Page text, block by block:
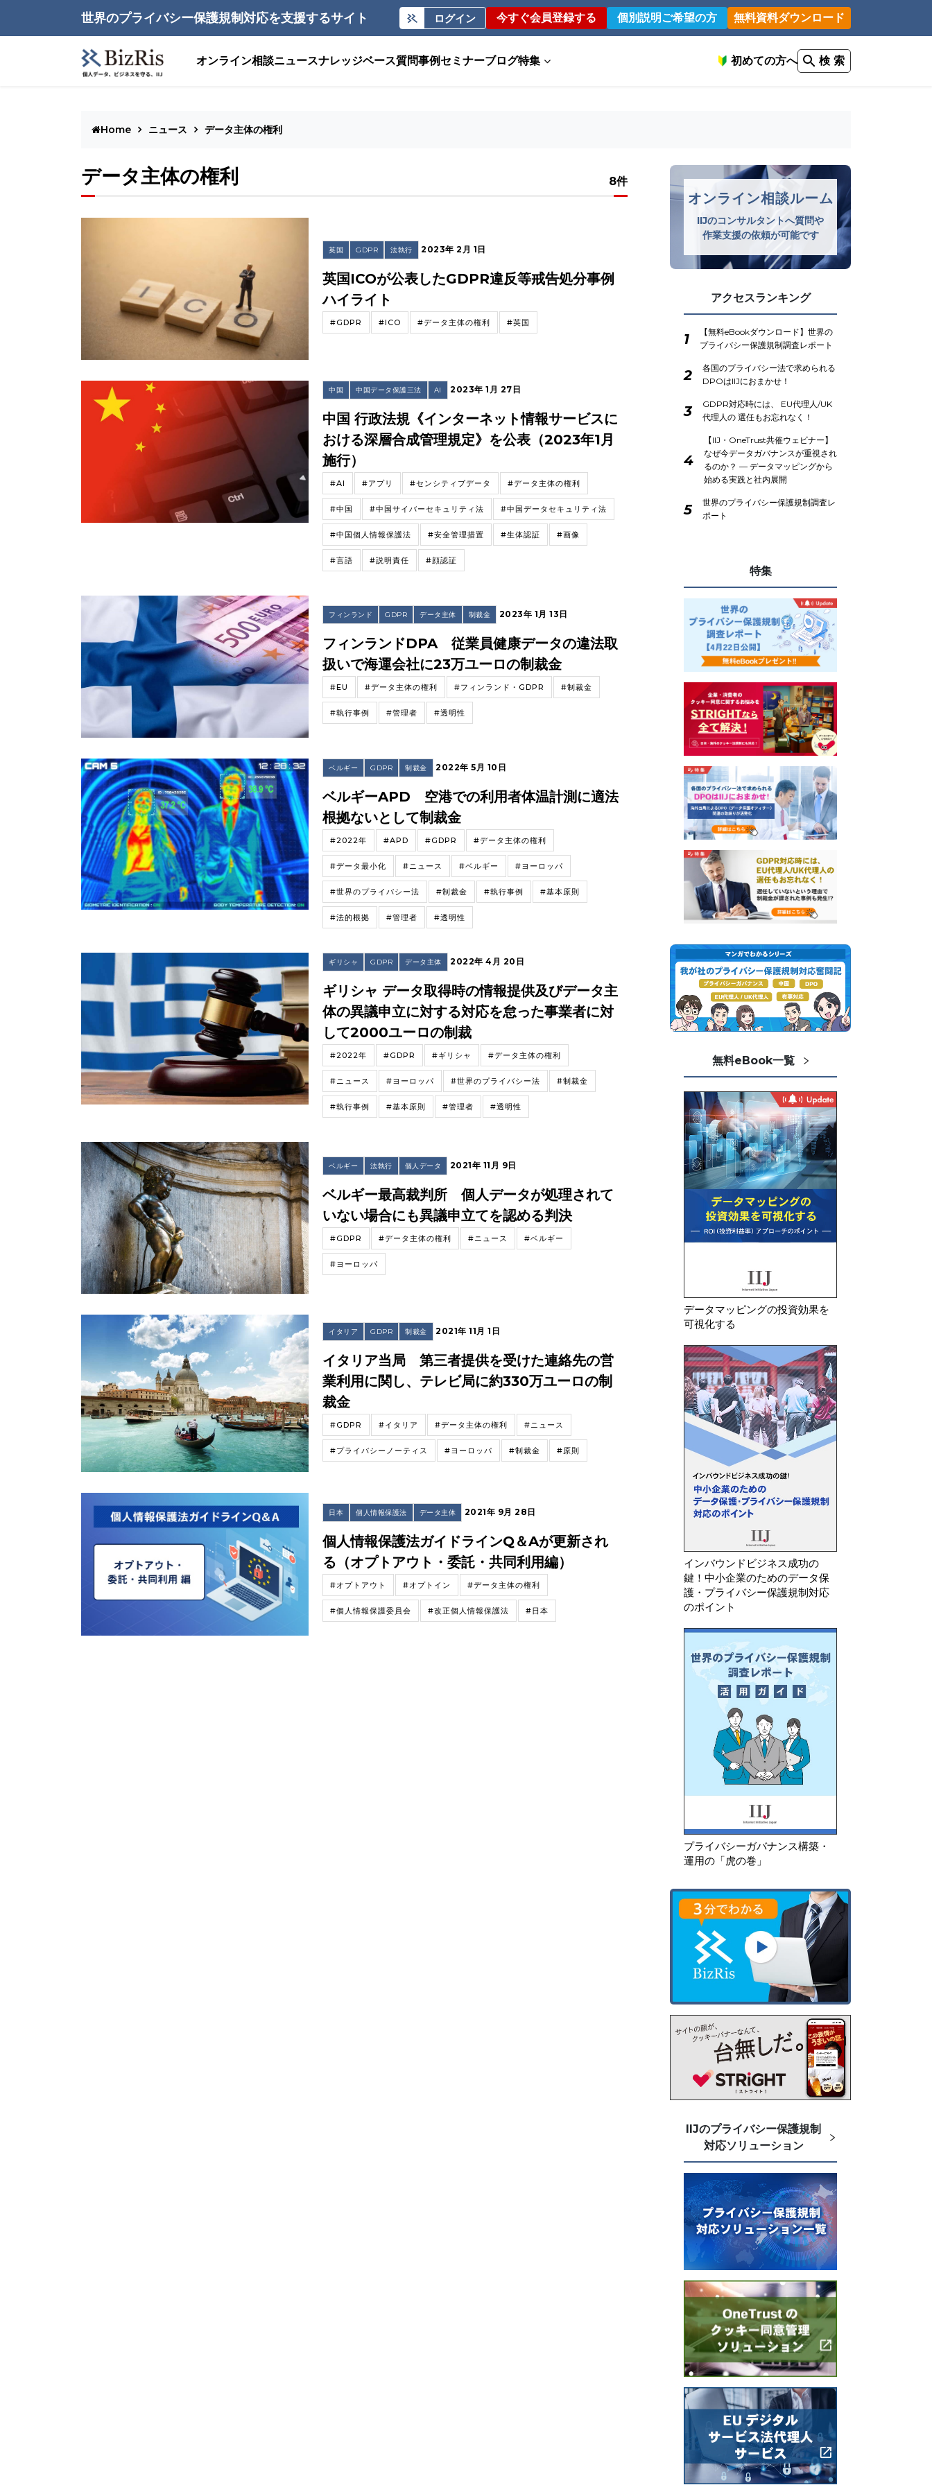
世界のプライバシー保護規制対応を支援するサイト ログイン 今すぐ会員登録する 個別説明ご希望の方 無料資料ダウンロード
オンライン相談ニュースナレッジベース質問事例 セミナーブログ特集 初めての方へ 検 索
Home ニュース データ主体の権利
データ主体の権利 8件
英国 GDPR 法執行 2023年 2月 1日
英国ICOが公表したGDPR違反等戒告処分事例
ハイライト
#GDPR #ICO #データ主体の権利 #英国
中国 中国データ保護三法 AI 2023年 1月 27日
中国 行政法規《インターネット情報サービスに
おける深層合成管理規定》を公表（2023年1月
施行）
#AI #アプリ #センシティブデータ #データ主体の権利
#中国 #中国サイバーセキュリティ法 #中国データセキュリティ法
#中国個人情報保護法 #安全管理措置 #生体認証 #画像
#言語 #説明責任 #顔認証
フィンランド GDPR データ主体 制裁金 2023年 1月 13日
フィンランドDPA 従業員健康データの違法取
扱いで海運会社に23万ユーロの制裁金
#EU #データ主体の権利 #フィンランド・GDPR #制裁金
#執行事例 #管理者 #透明性
ベルギー GDPR 制裁金 2022年 5月 10日
ベルギーAPD 空港での利用者体温計測に適法
根拠ないとして制裁金
#2022年 #APD #GDPR #データ主体の権利
#データ最小化 #ニュース #ベルギー #ヨーロッパ
#世界のプライバシー法 #制裁金 #執行事例 #基本原則
#法的根拠 #管理者 #透明性
ギリシャ GDPR データ主体 2022年 4月 20日
ギリシャ データ取得時の情報提供及びデータ主
体の異議申立に対する対応を怠った事業者に対
して2000ユーロの制裁
#2022年 #GDPR #ギリシャ #データ主体の権利
#ニュース #ヨーロッパ #世界のプライバシー法 #制裁金
#執行事例 #基本原則 #管理者 #透明性
ベルギー 法執行 個人データ 2021年 11月 9日
ベルギー最高裁判所 個人データが処理されて
いない場合にも異議申立てを認める判決
#GDPR #データ主体の権利 #ニュース #ベルギー
#ヨーロッパ
イタリア GDPR 制裁金 2021年 11月 1日
イタリア当局 第三者提供を受けた連絡先の営
業利用に関し、テレビ局に約330万ユーロの制
裁金
#GDPR #イタリア #データ主体の権利 #ニュース
#プライバシーノーティス #ヨーロッパ #制裁金 #原則
日本 個人情報保護法 データ主体 2021年 9月 28日
個人情報保護法ガイドラインQ＆Aが更新され
る（オプトアウト・委託・共同利用編）
#オプトアウト #オプトイン #データ主体の権利
#個人情報保護委員会 #改正個人情報保護法 #日本
オンライン相談ルーム
IIJのコンサルタントへ質問や
作業支援の依頼が可能です
アクセスランキング
1
【無料eBookダウンロード】世界の
プライバシー保護規制調査レポート
2
各国のプライバシー法で求められる
DPOはIIJにおまかせ！
3
GDPR対応時には、 EU代理人/UK
代理人の 選任もお忘れなく！
4
【IIJ・OneTrust共催ウェビナー】
なぜ今データガバナンスが重視され
るのか？ ― データマッピングから
始める実践と社内展開
5
世界のプライバシー保護規制調査レ
ポート
特集
無料eBook一覧
データマッピングの投資効果を
可視化する
インバウンドビジネス成功の
鍵！中小企業のためのデータ保
護・プライバシー保護規制対応
のポイント
プライバシーガバナンス構築・
運用の「虎の巻」
IIJのプライバシー保護規制
対応ソリューション